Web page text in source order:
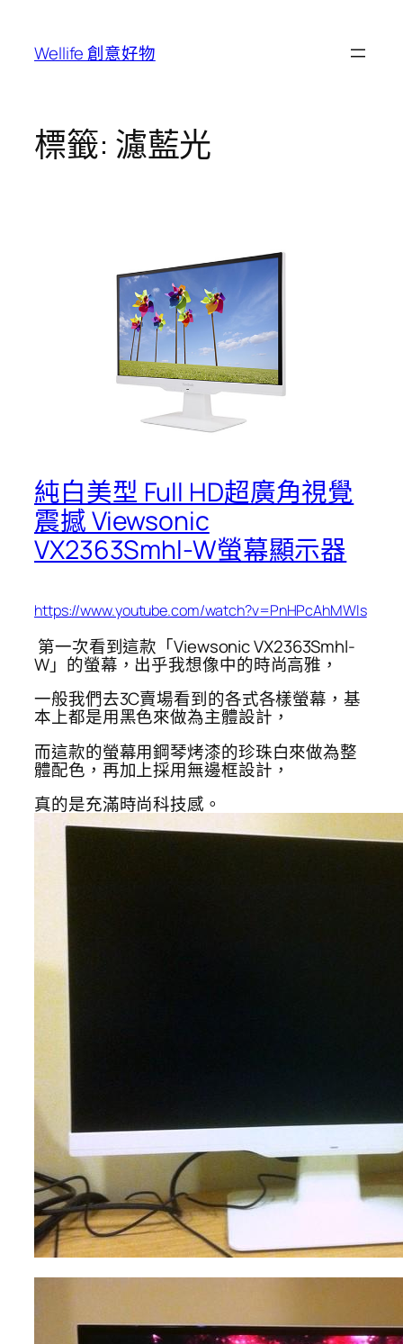
Wellife 創意好物
標籤: 濾藍光
純白美型 Full HD超廣角視覺
震撼 Viewsonic
VX2363Smhl-W螢幕顯示器
https://www.youtube.com/watch?v=PnHPcAhMWls
第一次看到這款「Viewsonic VX2363Smhl-
W」的螢幕，出乎我想像中的時尚高雅，
一般我們去3C賣場看到的各式各樣螢幕，基
本上都是用黑色來做為主體設計，
而這款的螢幕用鋼琴烤漆的珍珠白來做為整
體配色，再加上採用無邊框設計，
真的是充滿時尚科技感。